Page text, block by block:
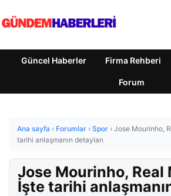
Güncel Haberler Firma Rehberi
Forum
Ana sayfa › Forumlar › Spor › Jose Mourinho,
tarihi anlaşmanın detayları
Jose Mourinho, Real
İşte tarihi